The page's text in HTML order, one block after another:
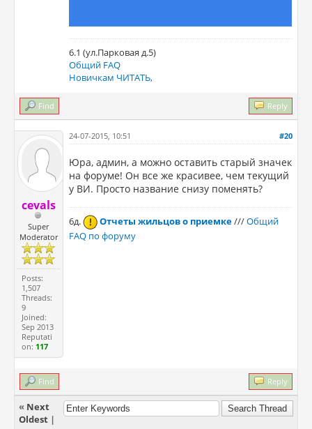
6.1 (ул.Парковая д.5)
Общий FAQ
Новичкам ЧИТАТЬ,
Find Reply
cevals
Super
Moderator
Posts:
1,507
Threads:
9
Joined:
Sep 2013
Reputati
on: 117
#20
24-07-2015, 10:51
Юра, админ, а можно оставить старый значек
на форуме! Он все же красивее, чем текущий
у ВИ. Просто название снизу поменять?
6д. Отчеты жильцов о приемке///Общий
FAQ по форуму
Find Reply
« Next
Oldest|